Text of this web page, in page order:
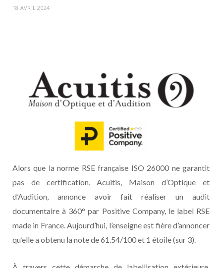
18 AVRIL 2024
Alors que la norme RSE française ISO 26000 ne garantit
pas de certification, Acuitis, Maison d’Optique et
d’Audition, annonce avoir fait réaliser un audit
documentaire à 360° par Positive Company, le label RSE
made in France. Aujourd’hui, l’enseigne est fière d’annoncer
qu’elle a obtenu la note de 61.54/100 et 1 étoile (sur 3).